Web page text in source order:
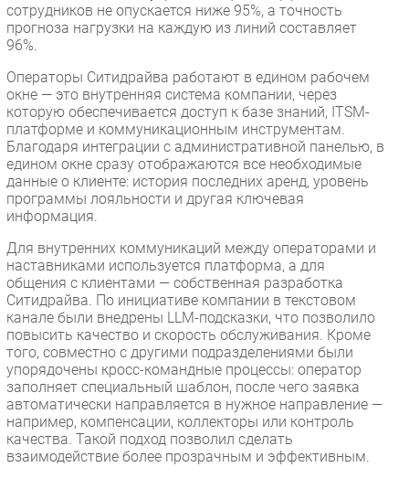
сотрудников не опускается ниже 95%, а точность
прогноза нагрузки на каждую из линий составляет
96%.
Операторы Ситидрайва работают в едином рабочем
окне — это внутренняя система компании, через
которую обеспечивается доступ к базе знаний, ITSM-
платформе и коммуникационным инструментам.
Благодаря интеграции с административной панелью, в
едином окне сразу отображаются все необходимые
данные о клиенте: история последних аренд, уровень
программы лояльности и другая ключевая
информация.
Для внутренних коммуникаций между операторами и
наставниками используется платформа, а для
общения с клиентами — собственная разработка
Ситидрайва. По инициативе компании в текстовом
канале были внедрены LLM-подсказки, что позволило
повысить качество и скорость обслуживания. Кроме
того, совместно с другими подразделениями были
упорядочены кросс-командные процессы: оператор
заполняет специальный шаблон, после чего заявка
автоматически направляется в нужное направление —
например, компенсации, коллекторы или контроль
качества. Такой подход позволил сделать
взаимодействие более прозрачным и эффективным.